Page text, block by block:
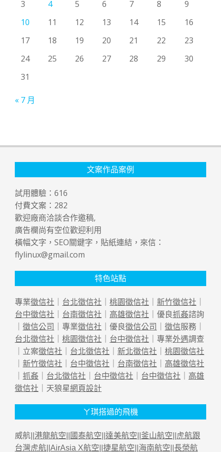
3
4 5 6 7 8
9
10
11 12 13 14 15
16
17
18 19 20 21 22
23
24
25 26 27 28 29
30
31
« 7 月
文案作品案例
試用體驗： 616
付費文案： 282
歡迎廠商洽談合作邀稿,
廣告欄尚有空位歡迎利用
橫幅文字，SEO關鍵字，貼紙連結，來信：
flylinux@gmail.com
特色站點
專業徵信社 ｜ 台北徵信社 ｜ 桃園徵信社 ｜ 新竹徵信社 ｜
台中徵信社 ｜ 台南徵信社 ｜ 高雄徵信社 ｜優良抓姦諮詢
｜ 徵信公司 ｜專業徵信社 ｜優良徵信公司 ｜ 徵信服務｜
台北徵信社 ｜ 桃園徵信社 ｜ 台中徵信社 ｜專業外遇調查
｜立案徵信社 ｜ 台北徵信社 ｜ 新北徵信社 ｜ 桃園徵信社
｜ 新竹徵信社 ｜ 台中徵信社 ｜ 台南徵信社 ｜ 高雄徵信社
｜ 抓姦 ｜ 台北徵信社 ｜ 台中徵信社 ｜ 台中徵信社 ｜ 高雄
徵信社 ｜天狼星網頁設計
ㄚ琪搭過的飛機
威航|| 港龍航空 國泰航空 達美航空 釜山航空
虎航跟
台灣虎航 AirAsia X航空 捷星航空 海南航空 長榮航